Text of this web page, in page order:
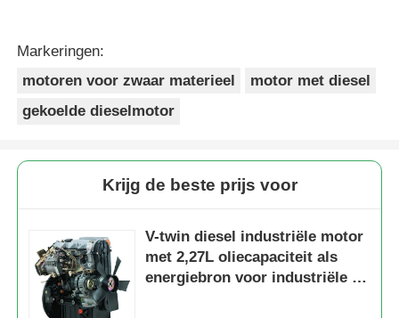
Markeringen:
motoren voor zwaar materieel
motor met diesel
gekoelde dieselmotor
Krijg de beste prijs voor
V-twin diesel industriële motor
met 2,27L oliecapaciteit als
energiebron voor industriële en